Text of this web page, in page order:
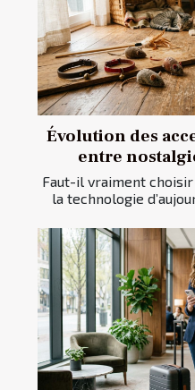
Évolution des
entre
Faut-il vraiment
la technologie